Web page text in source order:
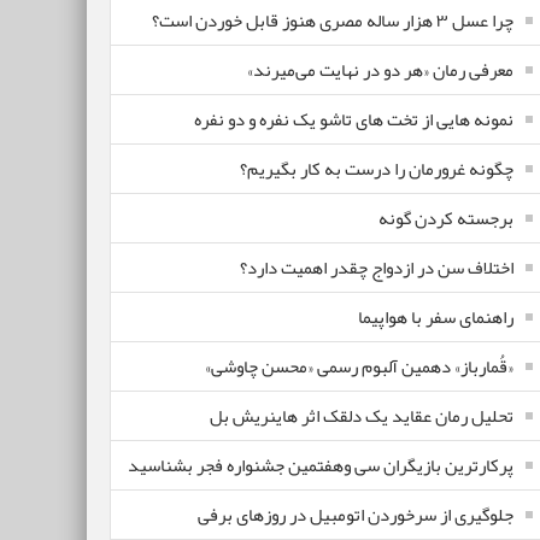
چرا عسل ۳ هزار ساله‌ مصری هنوز قابل خوردن است؟
معرفی رمان «هر دو در نهایت می‌میرند»
نمونه هایی از تخت های تاشو یک نفره و دو نفره
چگونه غرورمان را درست به کار بگیریم؟
برجسته کردن گونه
اختلاف سن در ازدواج چقدر اهمیت دارد؟
راهنمای سفر با هواپیما
«قُمارباز» دهمین آلبوم رسمی «محسن چاوشی»
تحلیل رمان عقاید یک دلقک اثر هاینریش بل
پرکارترین بازیگران سی وهفتمین جشنواره فجر بشناسید
جلوگیری از سرخوردن اتومبیل در روزهای برفی